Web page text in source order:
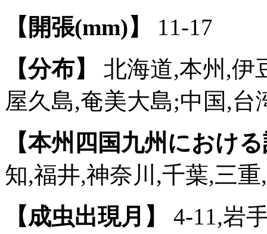
【開張(mm)】
11-17
【分布】
北海道,本州,伊
屋久島,奄美大島;中国,台
【本州四国九州におけ
知,福井,神奈川,千葉,三
【成虫出現月】
4-11,岩